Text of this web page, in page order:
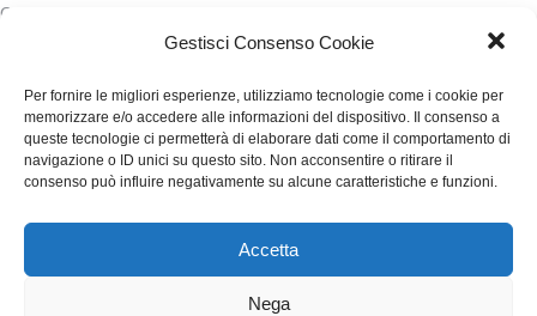
Gestisci Consenso Cookie
Per fornire le migliori esperienze, utilizziamo tecnologie come i cookie per
memorizzare e/o accedere alle informazioni del dispositivo. Il consenso a
queste tecnologie ci permetterà di elaborare dati come il comportamento di
navigazione o ID unici su questo sito. Non acconsentire o ritirare il
consenso può influire negativamente su alcune caratteristiche e funzioni.
Accetta
Nega
Codice deontologico
Finanziamento
Contatti